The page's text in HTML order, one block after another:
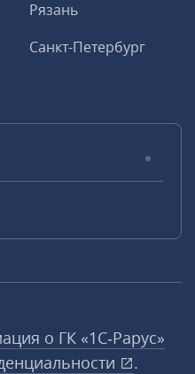
Рязань
Санкт-Петербург
о ГК «1С‑Рарус»
.